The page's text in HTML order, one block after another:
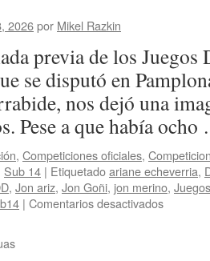
2):
no
tres
más
en
sub8
2026por Mikel Razkin
previa de los Juegos
se disputó en
nos dejó una
Pese a que había
, Competiciones oficiales,
Sub 14 | Etiquetadoariane echeverria,
, Jon ariz, Jon Goñi, jon merino,
| Comentarios desactivadosen